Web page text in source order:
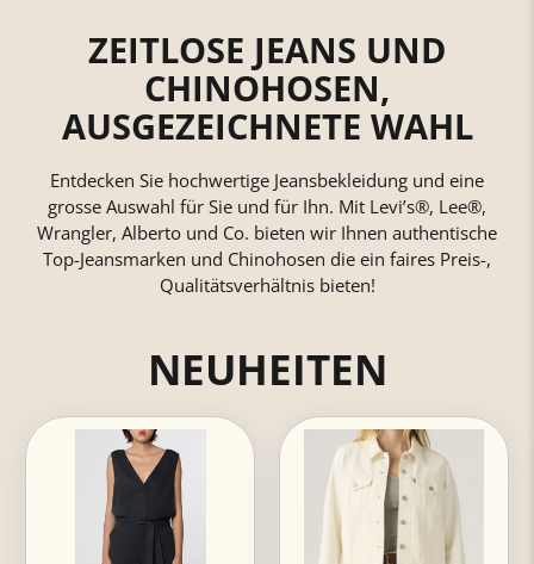
ZEITLOSE JEANS UND
CHINOHOSEN,
AUSGEZEICHNETE WAHL
Entdecken Sie hochwertige Jeansbekleidung und eine
grosse Auswahl für Sie und für Ihn. Mit Levi’s®, Lee®,
Wrangler, Alberto und Co. bieten wir Ihnen authentische
Top-Jeansmarken und Chinohosen die ein faires Preis-,
Qualitätsverhältnis bieten!
NEUHEITEN